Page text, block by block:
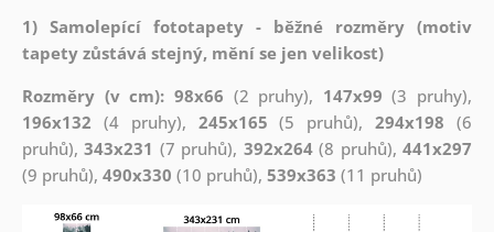
1) Samolepící fototapety - běžné rozměry (motiv
tapety zůstává stejný, mění se jen velikost)
Rozměry (v cm): 98x66 (2 pruhy), 147x99 (3 pruhy),
196x132 (4 pruhy), 245x165 (5 pruhů),294x198 (6
pruhů),343x231 (7 pruhů), 392x264(8 pruhů),441x297
(9 pruhů), 490x330 (10 pruhů), 539x363 (11 pruhů)